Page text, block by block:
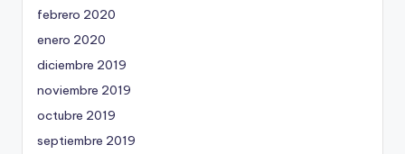
febrero 2020
enero 2020
diciembre 2019
noviembre 2019
octubre 2019
septiembre 2019